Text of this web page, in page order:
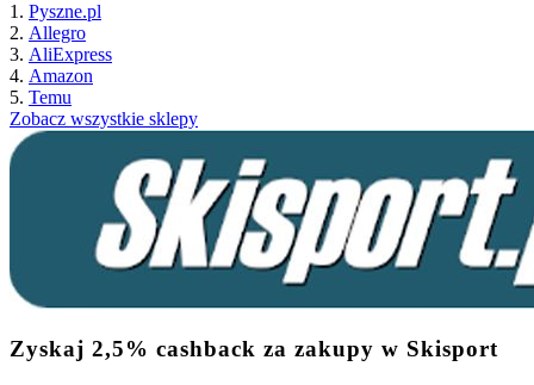
Pyszne.pl
Allegro
AliExpress
Amazon
Temu
Zobacz wszystkie sklepy
Zyskaj 2,5% cashback za zakupy w Skisport